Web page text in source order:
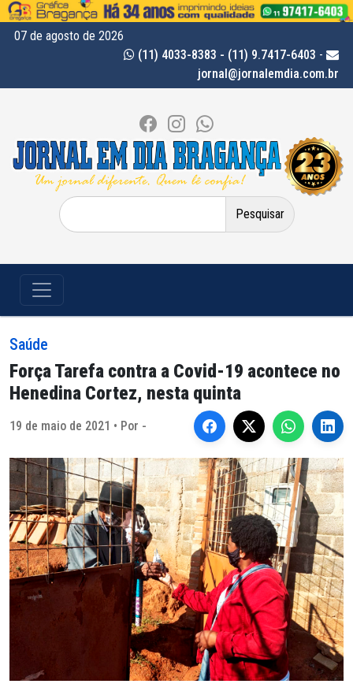
07 de agosto de 2026
(11) 4033-8383 - (11) 9.7417-6403 -
jornal@jornalemdia.com.br
Pesquisar
por:
Saúde
Força Tarefa contra a Covid-19 acontece no
Henedina Cortez, nesta quinta
19 de maio de 2021 • Por -